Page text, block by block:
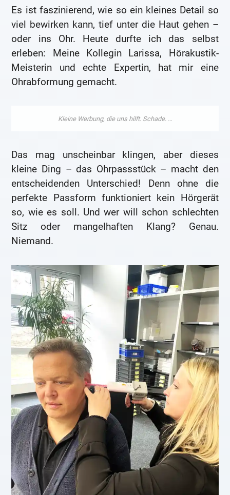
Es ist faszinierend, wie so ein kleines Detail so
viel bewirken kann, tief unter die Haut gehen –
oder ins Ohr. Heute durfte ich das selbst
erleben: Meine Kollegin Larissa, Hörakustik-
Meisterin und echte Expertin, hat mir eine
Ohrabformung gemacht.
Das mag unscheinbar klingen, aber dieses
kleine Ding – das Ohrpassstück – macht den
entscheidenden Unterschied! Denn ohne die
perfekte Passform funktioniert kein Hörgerät
so, wie es soll. Und wer will schon schlechten
Sitz oder mangelhaften Klang? Genau.
Niemand.